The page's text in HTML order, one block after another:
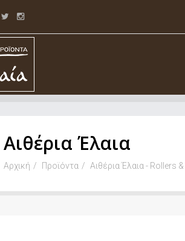
Αιθέρια Έλαια
Αρχική Προϊόντα Αιθέρια Έλαια - Rollers